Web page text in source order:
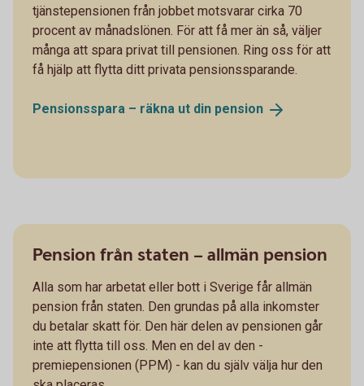
tjänstepensionen från jobbet motsvarar cirka 70
procent av månadslönen. För att få mer än så, väljer
många att spara privat till pensionen. Ring oss för att
få hjälp att flytta ditt privata pensionssparande.
Pensionsspara – räkna ut din pension
Pension från staten – allmän pension
Alla som har arbetat eller bott i Sverige får allmän
pension från staten. Den grundas på alla inkomster
du betalar skatt för. Den här delen av pensionen går
inte att flytta till oss. Men en del av den -
premiepensionen (PPM) - kan du själv välja hur den